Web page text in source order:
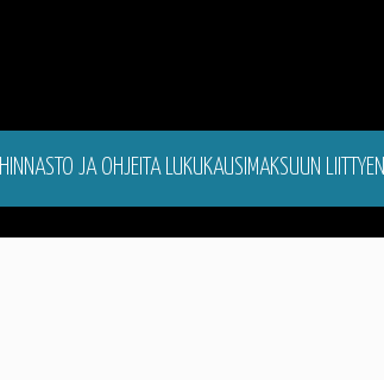
HINNASTO JA OHJEITA LUKUKAUSIMAKSUUN LIITTYEN